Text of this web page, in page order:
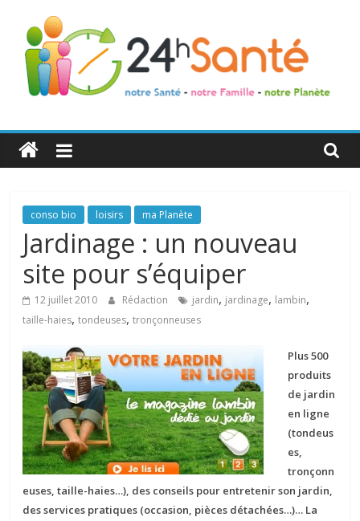
24h
Santé
La
santé
de
toute
famille
conso bio loisirs ma Planète
Jardinage : un nouveau
site pour s’équiper
12 juillet 2010 Rédaction jardin, jardinage, lambin,
taille-haies,tondeuses,tronçonneuses
Plus 500
produits
de jardin
en ligne
(tondeus
es,
tronçonn
euses, taille-haies…), des conseils pour entretenir son jardin,
des services pratiques (occasion, pièces détachées…)… La